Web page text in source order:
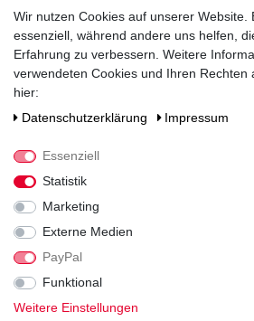
Zahlen Sie bequem per
Wir versenden mit
Wir nutzen Cookies auf unserer Website.
essenziell, während andere uns helfen,
Erfahrung zu verbessern. Weitere
verwendeten Cookies und Ihren Rechten
hier:
Daten­schutz­erklärung
Impressum
Essenziell
Statistik
Marketing
Externe Medien
PayPal
Funktional
Weitere Einstellungen